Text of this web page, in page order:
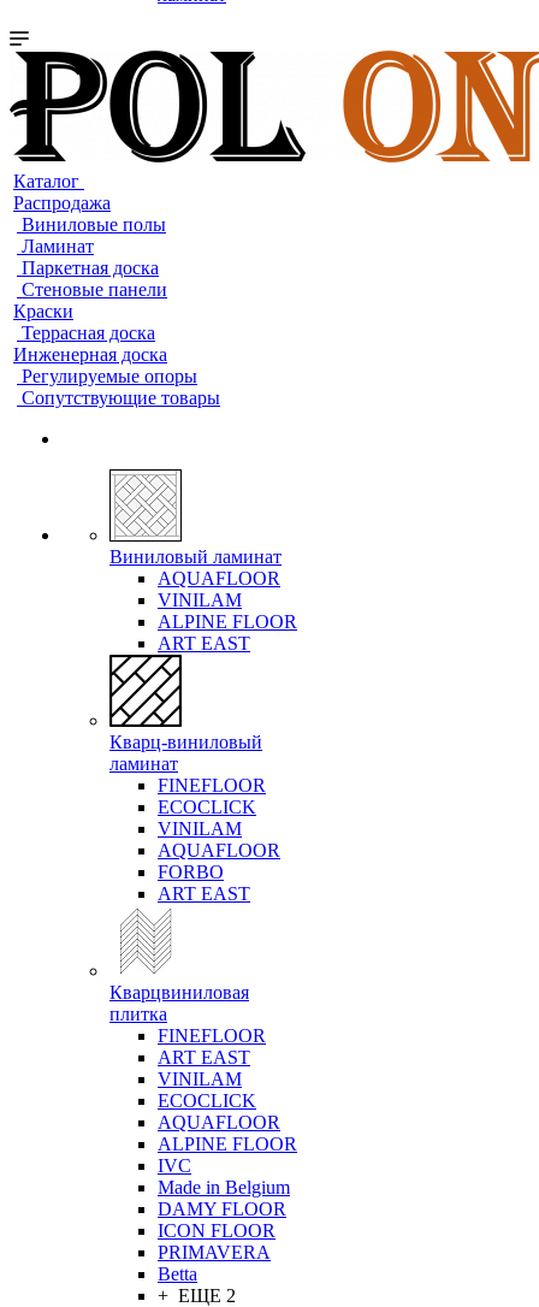
Каталог
Распродажа
Виниловые полы
Ламинат
Паркетная доска
Стеновые панели
Краски
Террасная доска
Инженерная доска
Регулируемые опоры
Сопутствующие товары
Виниловый ламинат
AQUAFLOOR
VINILAM
ALPINE FLOOR
ART EAST
Кварц-виниловый
ламинат
FINEFLOOR
ECOCLICK
VINILAM
AQUAFLOOR
FORBO
ART EAST
Кварцвиниловая
плитка
FINEFLOOR
ART EAST
VINILAM
ECOCLICK
AQUAFLOOR
ALPINE FLOOR
IVC
Made in Belgium
DAMY FLOOR
ICON FLOOR
PRIMAVERA
Betta
+ ЕЩЕ 2